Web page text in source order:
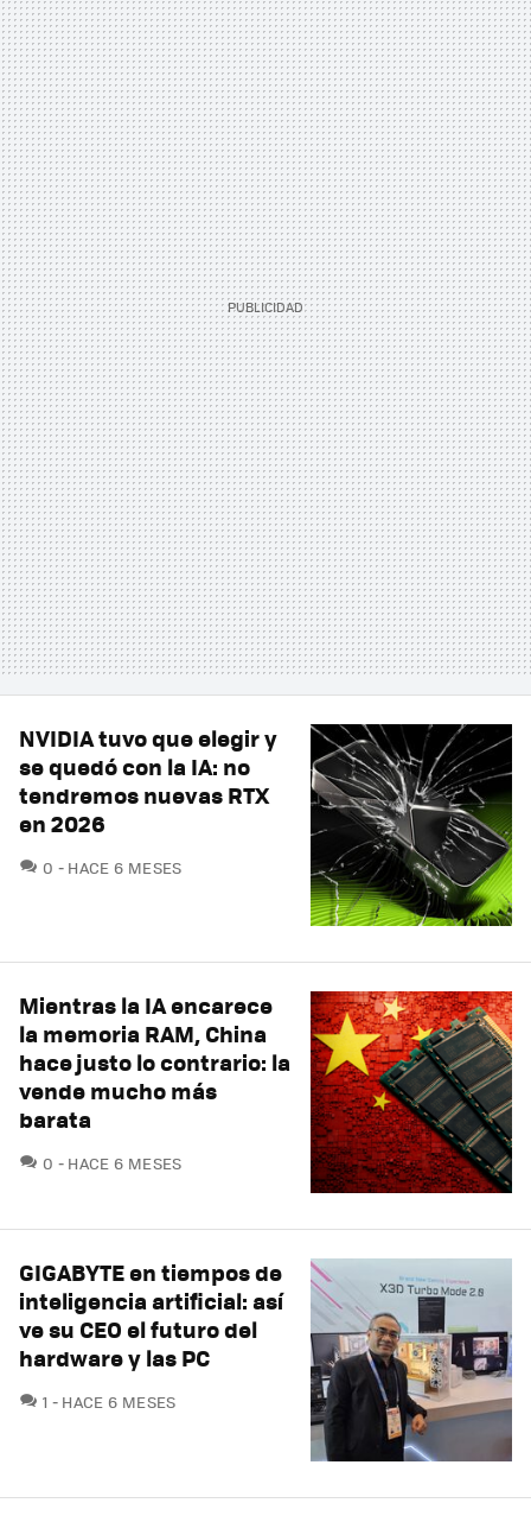
NVIDIA tuvo que elegir y
se quedó con la IA: no
tendremos nuevas RTX
en 2026
0 COMENTARIOS
HACE 6 MESES
Mientras la IA encarece
la memoria RAM, China
hace justo lo contrario: la
vende mucho más
barata
0 COMENTARIOS
HACE 6 MESES
GIGABYTE en tiempos de
inteligencia artificial: así
ve su CEO el futuro del
hardware y las PC
1 COMENTARIOS
HACE 6 MESES